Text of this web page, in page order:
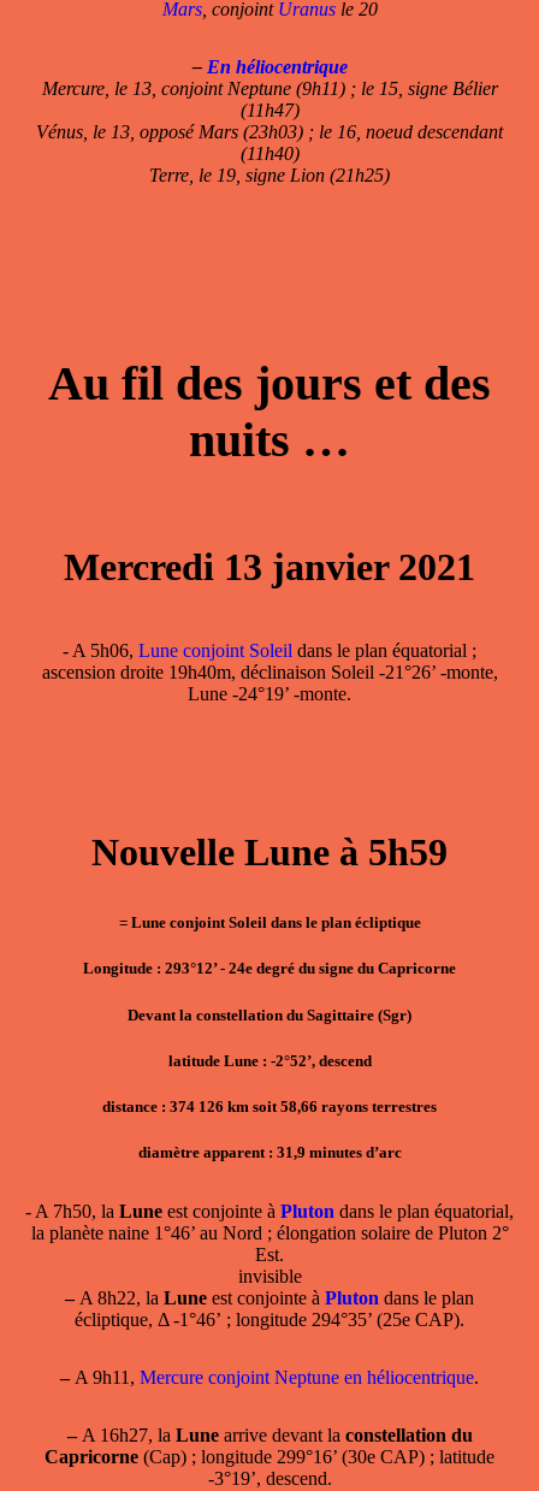
Mars, conjoint Uranusle 20
– En héliocentrique
Mercure, le 13, conjoint Neptune (9h11) ; le 15, signe Bélier
(11h47)
Vénus, le 13, opposé Mars (23h03) ; le 16, noeud descendant
(11h40)
Terre, le 19, signe Lion (21h25)
Au fil des jours et des
nuits …
Mercredi 13 janvier 2021
- A 5h06, Lune conjoint Soleil dans le plan équatorial ;
ascension droite 19h40m, déclinaison Soleil -21°26’ -monte,
Lune -24°19’ -monte.
Nouvelle Lune à 5h59
= Lune conjoint Soleil dans le plan écliptique
Longitude : 293°12’ - 24e degré du signe du Capricorne
Devant la constellation du Sagittaire (Sgr)
latitude Lune : -2°52’, descend
distance : 374 126 km soit 58,66 rayons terrestres
diamètre apparent : 31,9 minutes d’arc
- A 7h50, la Lune est conjointe à Pluton dans le plan équatorial,
la planète naine 1°46’ au Nord ; élongation solaire de Pluton 2°
Est.
invisible
–A 8h22, la Lune est conjointe à Pluton dans le plan
écliptique, Δ -1°46’ ; longitude 294°35’ (25e CAP).
–A 9h11, Mercure conjoint Neptune en héliocentrique.
–A 16h27, la Lunearrive devant la constellation du
Capricorne (Cap) ; longitude 299°16’ (30e CAP) ; latitude
-3°19’, descend.